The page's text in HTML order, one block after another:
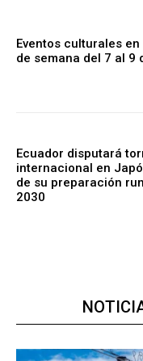
Eventos culturales
de semana del 7 al 9
Ecuador disputará
internacional en
de su preparación
2030